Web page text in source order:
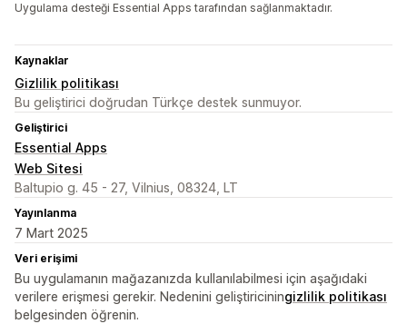
Uygulama desteği Essential Apps tarafından sağlanmaktadır.
Kaynaklar
Gizlilik politikası
Bu geliştirici doğrudan Türkçe destek sunmuyor.
Geliştirici
Essential Apps
Web Sitesi
Baltupio g. 45 - 27, Vilnius, 08324, LT
Yayınlanma
7 Mart 2025
Veri erişimi
Bu uygulamanın mağazanızda kullanılabilmesi için aşağıdaki
verilere erişmesi gerekir. Nedenini geliştiriciningizlilik politikası
belgesinden öğrenin.